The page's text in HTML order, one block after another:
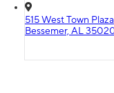
515 West Town Plaza
Bessemer, AL